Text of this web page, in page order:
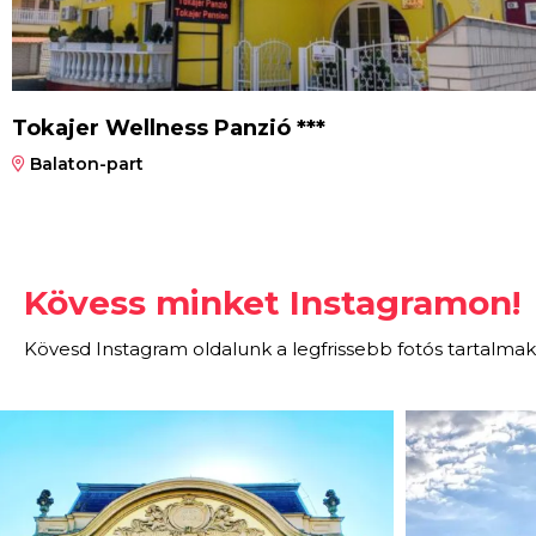
Tokajer Wellness Panzió ***
Balaton-part
Kövess minket Instagramon!
Kövesd Instagram oldalunk a legfrissebb fotós